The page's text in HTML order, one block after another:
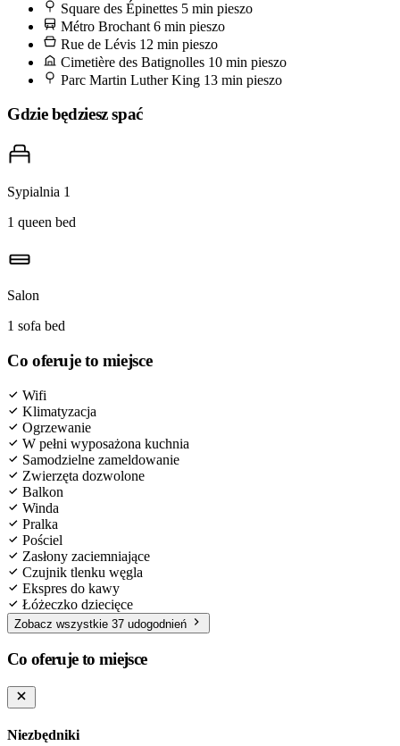
niedaleko starej zajezdni SNCF, gdzie wśród gości połowa to
fotografowie, a połowa miejscowi czytający Libération.
Square des Épinettes 5 min pieszo
Métro Brochant 6 min pieszo
Rue de Lévis 12 min pieszo
Cimetière des Batignolles 10 min pieszo
Parc Martin Luther King 13 min pieszo
Gdzie będziesz spać
Sypialnia 1
1 queen bed
Salon
1 sofa bed
Co oferuje to miejsce
Wifi
Klimatyzacja
Ogrzewanie
W pełni wyposażona kuchnia
Samodzielne zameldowanie
Zwierzęta dozwolone
Balkon
Winda
Pralka
Pościel
Zasłony zaciemniające
Czujnik tlenku węgla
Ekspres do kawy
Łóżeczko dziecięce
Zobacz wszystkie 37 udogodnień
Co oferuje to miejsce
Niezbędniki